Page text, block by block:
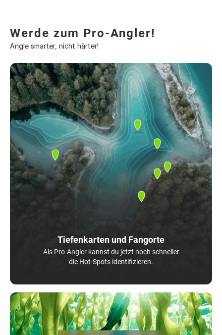
Werde zum Pro-Angler!
Angle smarter, nicht härter!
Tiefenkarten und Fangorte
Als Pro-Angler kannst du jetzt noch schneller
die Hot-Spots identifizieren.